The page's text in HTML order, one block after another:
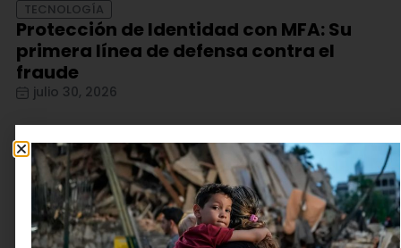
TECNOLOGÍA
Protección de Identidad con MFA: Su
primera línea de defensa contra el
fraude
julio 30, 2026